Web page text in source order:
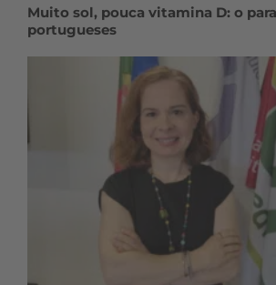
Muito sol, pouca vitamina D: o
portugueses